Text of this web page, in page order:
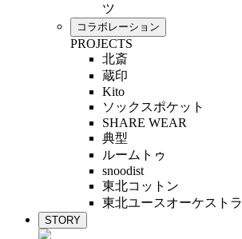
ツ
コラボレーション
PROJECTS
北斎
蔵印
Kito
ソックスポケット
SHARE WEAR
典型
ルームトゥ
snoodist
東北コットン
東北ユースオーケストラ
STORY